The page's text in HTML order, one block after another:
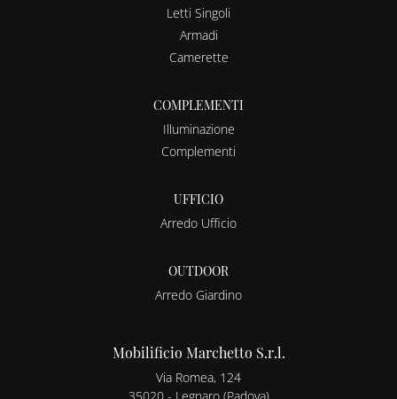
Letti Singoli
Armadi
Camerette
COMPLEMENTI
Illuminazione
Complementi
UFFICIO
Arredo Ufficio
OUTDOOR
Arredo Giardino
Mobilificio Marchetto S.r.l.
Via Romea, 124
35020 - Legnaro (Padova)